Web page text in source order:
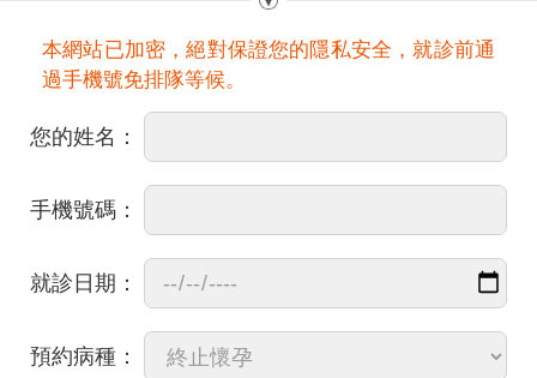
本網站已加密，絕對保證您的隱私安全，就診前通
過手機號免排隊等候。
您的姓名：
手機號碼：
就診日期：
預約病種：